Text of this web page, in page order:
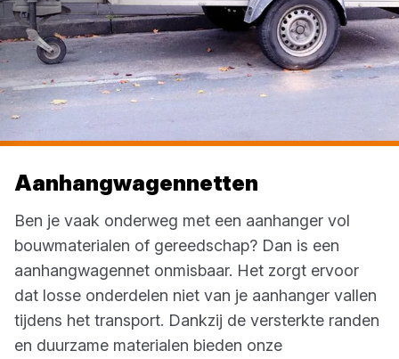
Aanhangwagennetten
Ben je vaak onderweg met een aanhanger vol
bouwmaterialen of gereedschap? Dan is een
aanhangwagennet onmisbaar. Het zorgt ervoor
dat losse onderdelen niet van je aanhanger vallen
tijdens het transport. Dankzij de versterkte randen
en duurzame materialen bieden onze